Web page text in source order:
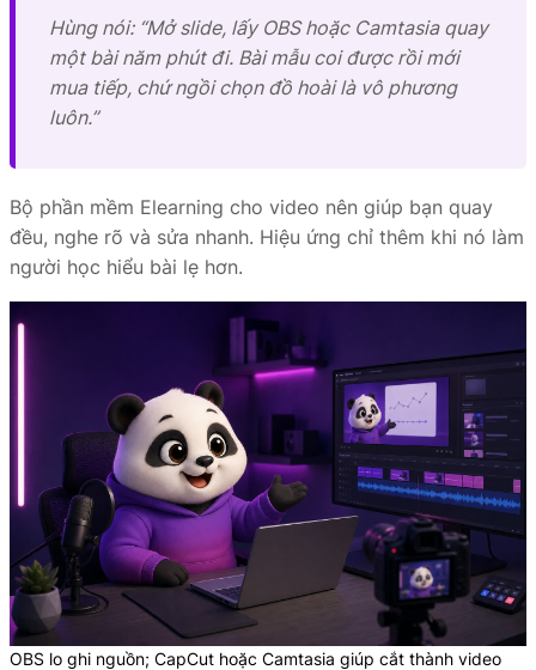
Hùng nói: “Mở slide, lấy OBS hoặc Camtasia quay
một bài năm phút đi. Bài mẫu coi được rồi mới
mua tiếp, chứ ngồi chọn đồ hoài là vô phương
luôn.”
Bộ phần mềm Elearning cho video nên giúp bạn quay
đều, nghe rõ và sửa nhanh. Hiệu ứng chỉ thêm khi nó làm
người học hiểu bài lẹ hơn.
OBS lo ghi nguồn; CapCut hoặc Camtasia giúp cắt thành video